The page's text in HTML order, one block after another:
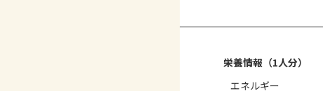
栄養情報（1人分）
エネルギー